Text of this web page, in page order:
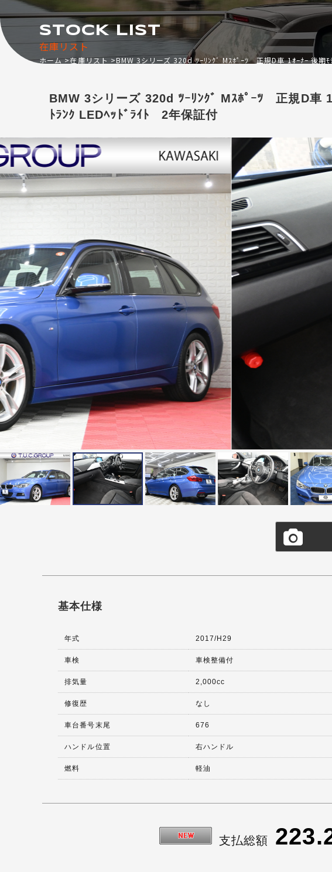
在庫リスト
STOCK LIST
ホーム 在庫リスト BMW 3シリーズ 320d ﾂｰﾘﾝｸﾞ Mｽﾎﾟｰﾂ 正規D車 1ｵｰﾅｰ 後期
BMW 3シリーズ 320d ﾂｰﾘﾝｸﾞ Mｽﾎﾟｰﾂ 正規D車
ﾄﾗﾝｸ LEDﾍｯﾄﾞﾗｲﾄ 2年保証付
基本仕様
年式 2017/H29
車検 車検整備付
排気量 2,000cc
修復歴 なし
車台番号末尾 676
ハンドル位置 右ハンドル
燃料 軽油
支払総額